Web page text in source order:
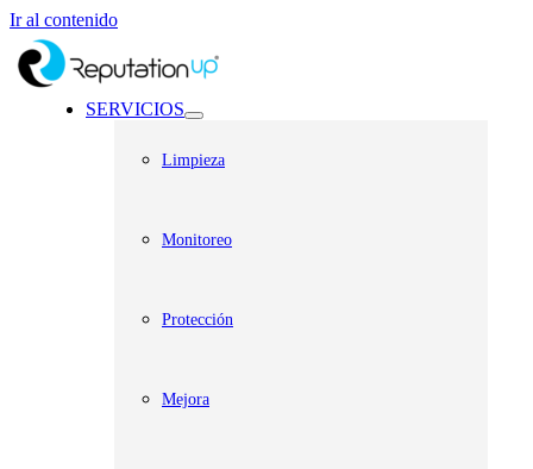
Ir al contenido
SERVICIOS
Limpieza
Monitoreo
Protección
Mejora